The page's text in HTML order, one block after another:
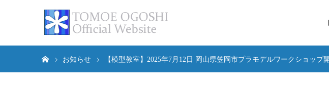
お知らせ 【模型教室】2025年7月12日 岡山県笠岡市プラモデルワークショップ